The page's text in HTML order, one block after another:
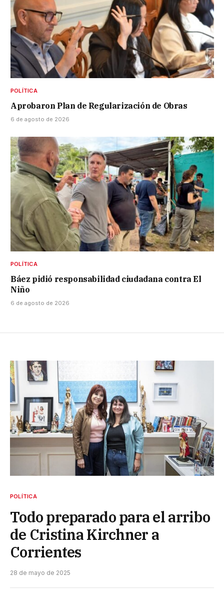
POLÍTICA
Aprobaron Plan de Regularización de Obras
6 de agosto de 2026
POLÍTICA
Báez pidió responsabilidad ciudadana contra El
Niño
6 de agosto de 2026
POLÍTICA
Todo preparado para el arribo
de Cristina Kirchner a
Corrientes
28 de mayo de 2025